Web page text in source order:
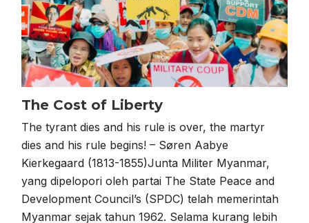
The Cost of Liberty
The tyrant dies and his rule is over, the martyr
dies and his rule begins! – Søren Aabye
Kierkegaard (1813-1855)Junta Militer Myanmar,
yang dipelopori oleh partai The State Peace and
Development Council’s (SPDC) telah memerintah
Myanmar sejak tahun 1962. Selama kurang lebih